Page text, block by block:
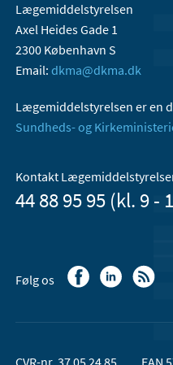
Lægemiddelstyrelsen
Axel Heides Gade 1
2300 København S
Email: dkma@dkma.dk
Lægemiddelstyrelsen er en
Sundheds- og
Kontakt
44 88 95 95 (kl. 9 -
Følg os